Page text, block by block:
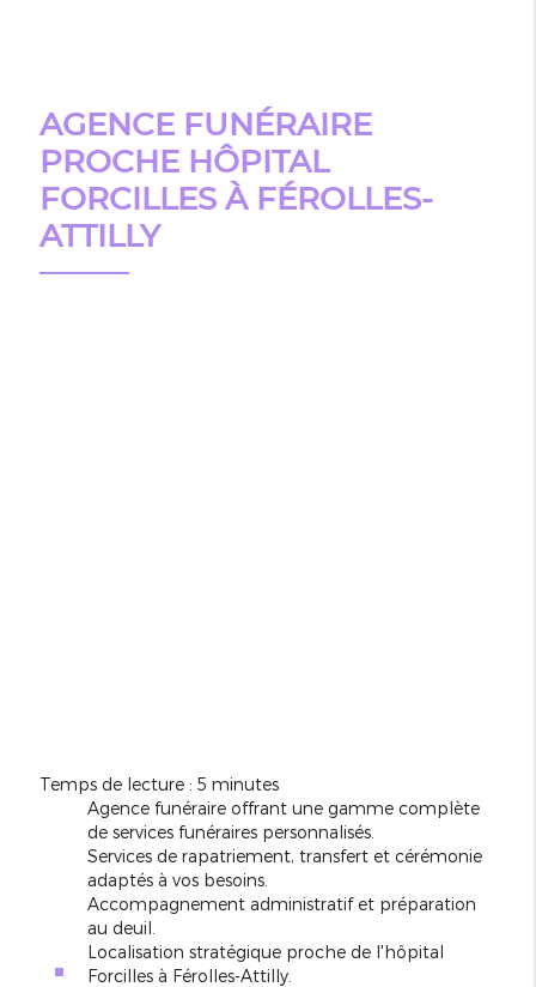
AGENCE FUNÉRAIRE
PROCHE HÔPITAL
FORCILLES À FÉROLLES-
ATTILLY
Temps de lecture : 5 minutes
Agence funéraire offrant une gamme complète
de services funéraires personnalisés.
Services de rapatriement, transfert et cérémonie
adaptés à vos besoins.
Accompagnement administratif et préparation
au deuil.
Localisation stratégique proche de l'hôpital
Forcilles à Férolles-Attilly.